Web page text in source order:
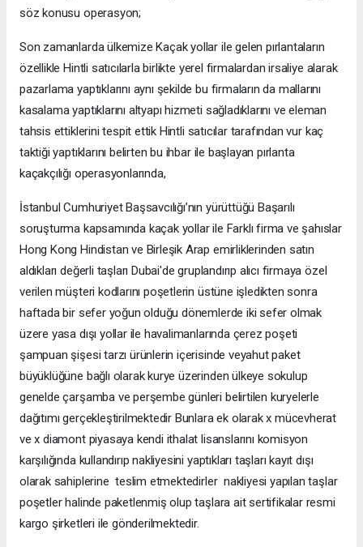
söz konusu operasyon;
Son zamanlarda ülkemize Kaçak yollar ile gelen pırlantaların
özellikle Hintli satıcılarla birlikte yerel firmalardan irsaliye alarak
pazarlama yaptıklarını aynı şekilde bu firmaların da mallarını
kasalama yaptıklarını altyapı hizmeti sağladıklarını ve eleman
tahsis ettiklerini tespit ettik Hintli satıcılar tarafından vur kaç
taktiği yaptıklarını belirten bu ihbar ile başlayan pırlanta
kaçakçılığı operasyonlarında,
İstanbul Cumhuriyet Başsavcılığı’nın yürüttüğü Başarılı
soruşturma kapsamında kaçak yollar ile Farklı firma ve şahıslar
Hong Kong Hindistan ve Birleşik Arap emirliklerinden satın
aldıkları değerli taşları Dubai'de gruplandırıp alıcı firmaya özel
verilen müşteri kodlarını poşetlerin üstüne işledikten sonra
haftada bir sefer yoğun olduğu dönemlerde iki sefer olmak
üzere yasa dışı yollar ile havalimanlarında çerez poşeti
şampuan şişesi tarzı ürünlerin içerisinde veyahut paket
büyüklüğüne bağlı olarak kurye üzerinden ülkeye sokulup
genelde çarşamba ve perşembe günleri belirtilen kuryelerle
dağıtımı gerçekleştirilmektedir Bunlara ek olarak x mücevherat
ve x diamont piyasaya kendi ithalat lisanslarını komisyon
karşılığında kullandırıp nakliyesini yaptıkları taşları kayıt dışı
olarak sahiplerine teslim etmektedirler nakliyesi yapılan taşlar
poşetler halinde paketlenmiş olup taşlara ait sertifikalar resmi
kargo şirketleri ile gönderilmektedir.